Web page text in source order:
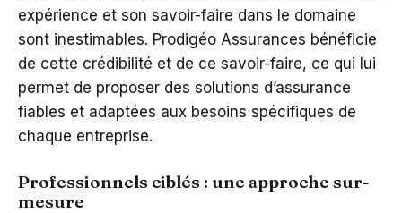
expérience et son savoir-faire dans le domaine
sont inestimables. Prodigéo Assurances bénéficie
de cette crédibilité et de ce savoir-faire, ce qui lui
permet de proposer des solutions d’assurance
fiables et adaptées aux besoins spécifiques de
chaque entreprise.
Professionnels ciblés : une approche sur-
mesure